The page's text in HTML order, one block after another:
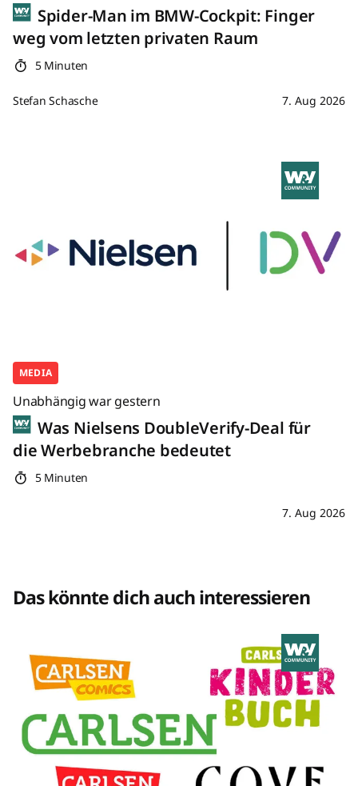
Spider-Man im BMW-Cockpit: Finger
weg vom letzten privaten Raum
5 Minuten
Stefan Schasche 7. Aug 2026
MEDIA
Unabhängig war gestern
Was Nielsens DoubleVerify-Deal für
die Werbebranche bedeutet
5 Minuten
7. Aug 2026
Das könnte dich auch interessieren